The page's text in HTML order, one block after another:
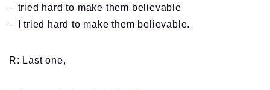
– tried hard to make them believable
– I tried hard to make them believable.
R: Last one,